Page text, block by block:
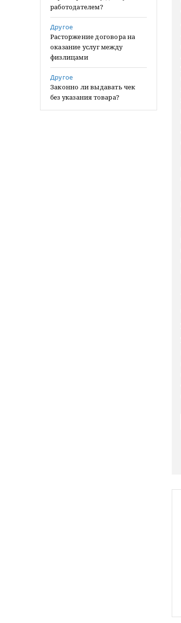
работодателем?
Другое
Расторжение договора на
оказание услуг между
физлицами
Другое
Законно ли выдавать чек
без указания товара?